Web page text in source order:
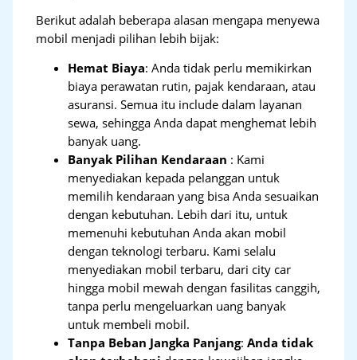
Berikut adalah beberapa alasan mengapa menyewa
mobil menjadi pilihan lebih bijak:
Hemat Biaya: Anda tidak perlu memikirkan
biaya perawatan rutin, pajak kendaraan, atau
asuransi. Semua itu include dalam layanan
sewa, sehingga Anda dapat menghemat lebih
banyak uang.
Banyak Pilihan Kendaraan : Kami
menyediakan kepada pelanggan untuk
memilih kendaraan yang bisa Anda sesuaikan
dengan kebutuhan. Lebih dari itu, untuk
memenuhi kebutuhan Anda akan mobil
dengan teknologi terbaru. Kami selalu
menyediakan mobil terbaru, dari city car
hingga mobil mewah dengan fasilitas canggih,
tanpa perlu mengeluarkan uang banyak
untuk membeli mobil.
Tanpa Beban Jangka Panjang:Anda tidak